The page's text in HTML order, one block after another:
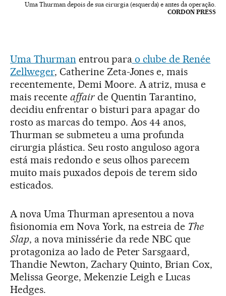
Uma Thurman depois de sua cirurgia (esquerda) e antes da operação.
CORDON PRESS
Uma Thurman entrou parao clube de Renée
Zellweger, Catherine Zeta-Jones e, mais
recentemente, Demi Moore. A atriz, musa e
mais recente affairde Quentin Tarantino,
decidiu enfrentar o bisturi para apagar do
rosto as marcas do tempo. Aos 44 anos,
Thurman se submeteu a uma profunda
cirurgia plástica. Seu rosto anguloso agora
está mais redondo e seus olhos parecem
muito mais puxados depois de terem sido
esticados.
A nova Uma Thurman apresentou a nova
fisionomia em Nova York, na estreia de The
Slap, a nova minissérie da rede NBC que
protagoniza ao lado de Peter Sarsgaard,
Thandie Newton, Zachary Quinto, Brian Cox,
Melissa George, Mekenzie Leigh e Lucas
Hedges.